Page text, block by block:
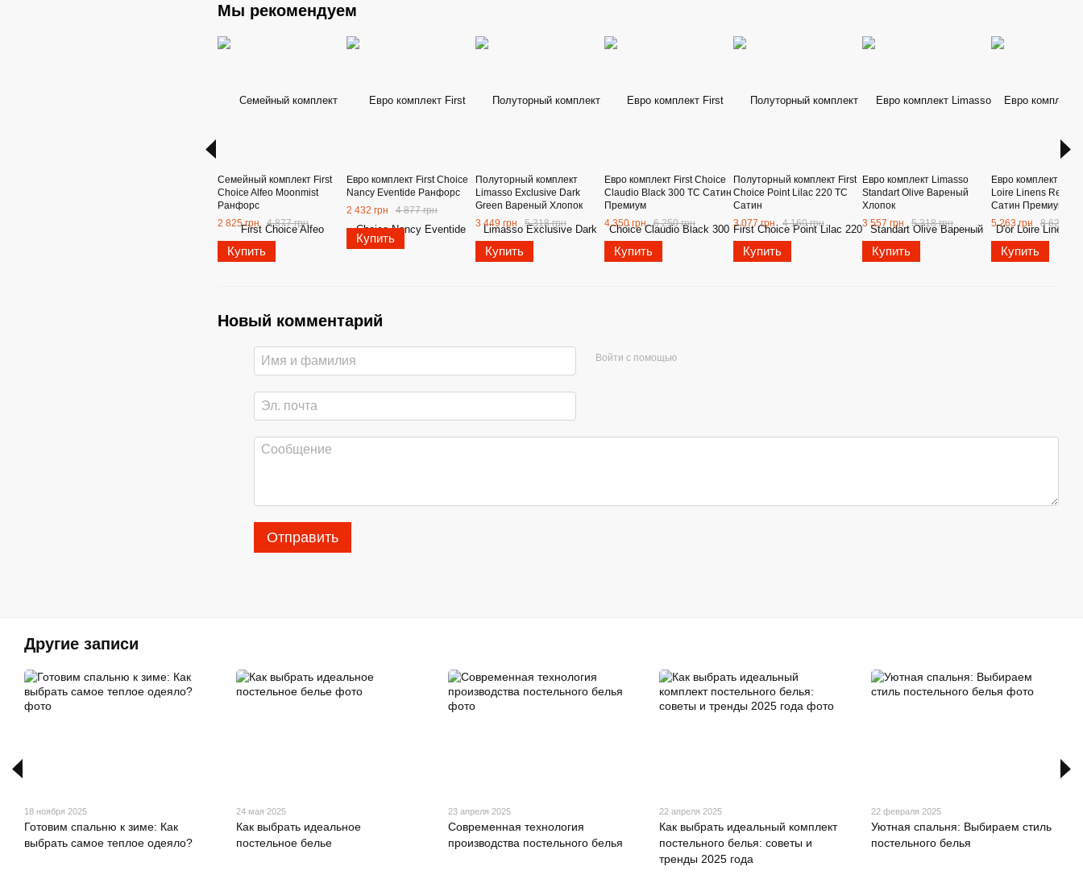
Мы рекомендуем
Семейный комплект First
Choice Alfeo Moonmist
Ранфорс
2 825 грн
4 877 грн
Купить
Евро комплект First Choice
Nancy Eventide Ранфорс
2 432 грн
4 877 грн
Купить
Полуторный комплект
Limasso Exclusive Dark
Green Вареный Хлопок
3 449 грн
5 318 грн
Купить
Евро комплект First Choice
Claudio Black 300 ТС Сатин
Премиум
4 350 грн
6 250 грн
Купить
Полуторный комплект First
Choice Point Lilac 220 ТС
Сатин
3 077 грн
4 160 грн
Купить
Евро комплект Limasso
Standart Olive Вареный
Хлопок
3 557 грн
5 318 грн
Купить
Евро комплект -
Loire Linens Red
Сатин Премиум
5 263 грн
8 626 грн
Купить
Новый комментарий
Войти с помощью
Отправить
Другие записи
18 ноября 2025
Готовим спальню к зиме: Как
выбрать самое теплое одеяло?
24 мая 2025
Как выбрать идеальное
постельное белье
23 апреля 2025
Современная технология
производства постельного белья
22 апреля 2025
Как выбрать идеальный комплект
постельного белья: советы и
тренды 2025 года
22 февраля 2025
Уютная спальня: Выбираем стиль
постельного белья